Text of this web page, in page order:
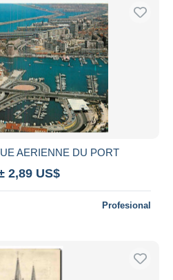
AERIENNE DU PORT
2,89 US$
Profesional